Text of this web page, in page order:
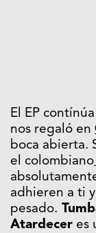
El EP
nos regaló en
boca abierta.
el colombiano
adhieren a ti
pesado.
Atardecer es